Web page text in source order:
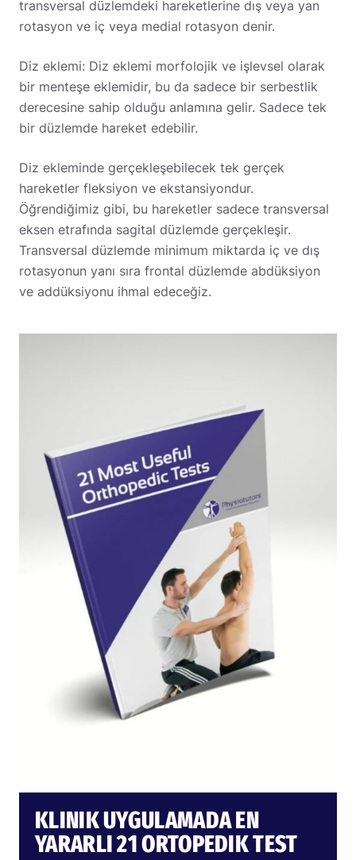
transversal düzlemdeki hareketlerine dış veya yan
rotasyon ve iç veya medial rotasyon denir.
Diz eklemi: Diz eklemi morfolojik ve işlevsel olarak
bir menteşe eklemidir, bu da sadece bir serbestlik
derecesine sahip olduğu anlamına gelir. Sadece tek
bir düzlemde hareket edebilir.
Diz ekleminde gerçekleşebilecek tek gerçek
hareketler fleksiyon ve ekstansiyondur.
Öğrendiğimiz gibi, bu hareketler sadece transversal
eksen etrafında sagital düzlemde gerçekleşir.
Transversal düzlemde minimum miktarda iç ve dış
rotasyonun yanı sıra frontal düzlemde abdüksiyon
ve addüksiyonu ihmal edeceğiz.
KLINIK UYGULAMADA EN
YARARLI 21 ORTOPEDIK TEST